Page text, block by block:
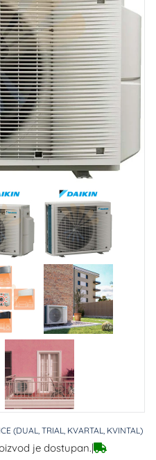
(DUAL, TRIAL, KVARTAL, KVINTAL)
je dostupan.|